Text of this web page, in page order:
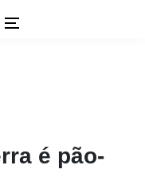
é pão-